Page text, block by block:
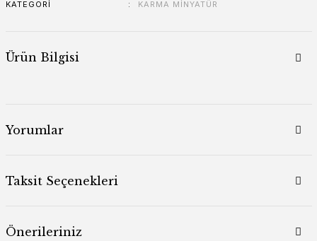
KATEGORI
KARMA MİNYATÜR
Ürün Bilgisi
Yorumlar
Taksit Seçenekleri
Önerileriniz